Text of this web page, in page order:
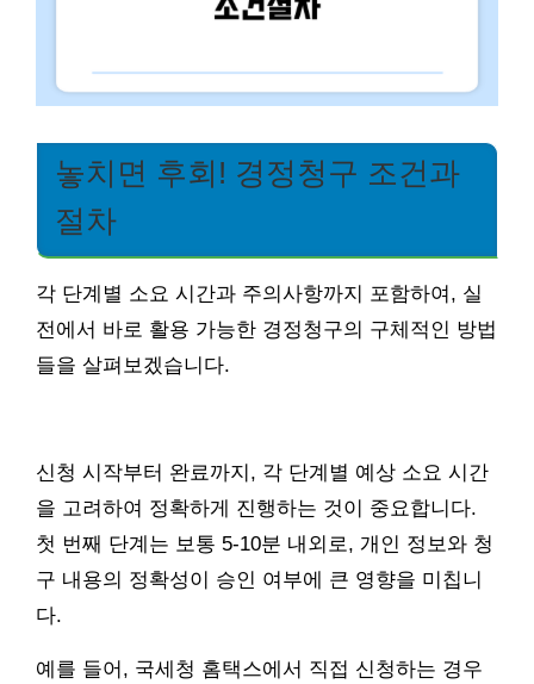
놓치면 후회! 경정청구 조건과
절차
각 단계별 소요 시간과 주의사항까지 포함하여, 실
전에서 바로 활용 가능한 경정청구의 구체적인 방법
들을 살펴보겠습니다.
신청 시작부터 완료까지, 각 단계별 예상 소요 시간
을 고려하여 정확하게 진행하는 것이 중요합니다.
첫 번째 단계는 보통 5-10분 내외로, 개인 정보와 청
구 내용의 정확성이 승인 여부에 큰 영향을 미칩니
다.
예를 들어, 국세청 홈택스에서 직접 신청하는 경우